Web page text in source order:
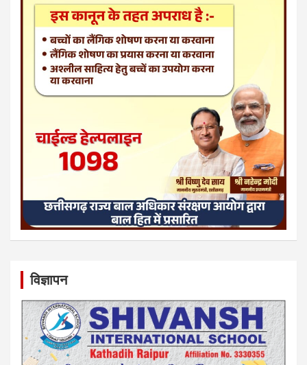
विज्ञापन